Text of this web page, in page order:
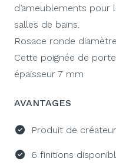
d’ameublements pour
salles de bains.
Rosace ronde
Cette poignée de
épaisseur 7 mm
AVANTAGES
Produit de créateur
6 finitions